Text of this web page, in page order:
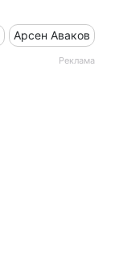
Арсен Аваков